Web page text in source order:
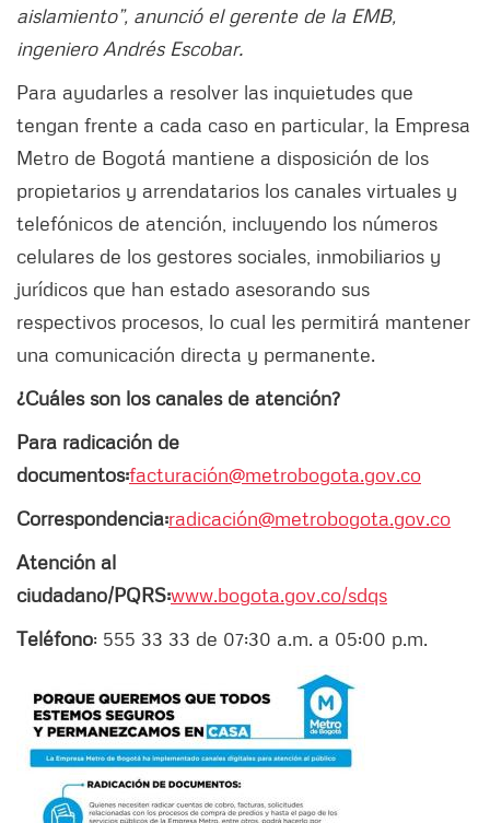
aislamiento”, anunció el gerente de la EMB,
ingeniero Andrés Escobar.
Para ayudarles a resolver las inquietudes que
tengan frente a cada caso en particular, la Empresa
Metro de Bogotá mantiene a disposición de los
propietarios y arrendatarios los canales virtuales y
telefónicos de atención, incluyendo los números
celulares de los gestores sociales, inmobiliarios y
jurídicos que han estado asesorando sus
respectivos procesos, lo cual les permitirá mantener
una comunicación directa y permanente.
¿Cuáles son los canales de atención?
Para radicación de
documentos:facturación@metrobogota.gov.co
Correspondencia:radicación@metrobogota.gov.co
Atención al
ciudadano/PQRS:www.bogota.gov.co/sdqs
Teléfono: 555 33 33 de 07:30 a.m. a 05:00 p.m.